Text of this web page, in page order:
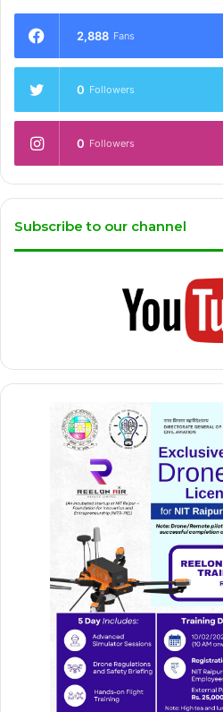
2,888 Fans
0 Followers
0 Followers
Subscribe to our channel